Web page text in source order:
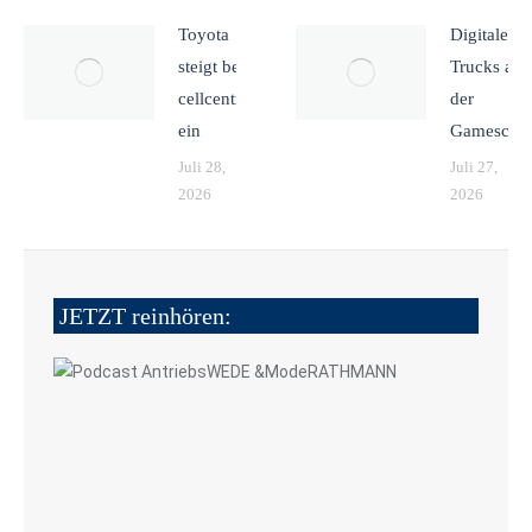
Toyota
steigt bei
cellcentric
ein
Juli 28,
2026
Digitale
Trucks auf
der
Gamescom
Juli 27,
2026
JETZT reinhören: